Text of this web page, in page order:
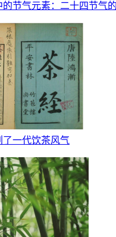
节气元素：二十四节气
了一代饮茶风气